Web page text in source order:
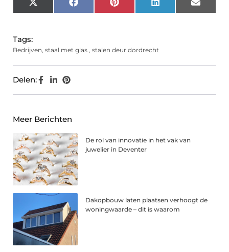
X
(Twitter)
FacebookPinterest LinkedIn Email
Tags:
Bedrijven, staal met glas , stalen deur dordrecht
Delen:
Meer Berichten
De rol van innovatie in het vak van
juwelier in Deventer
Dakopbouw laten plaatsen verhoogt de
woningwaarde – dit is waarom